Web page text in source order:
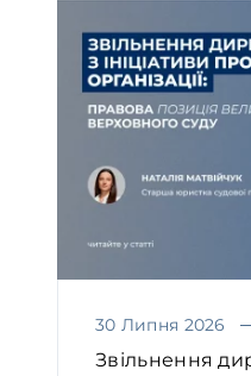
30 Липня 2026
Звільнення